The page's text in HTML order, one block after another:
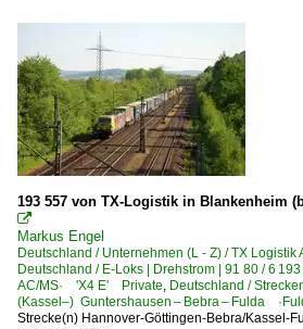
193 557 von TX-Logistik in Blankenheim

Markus Engel
Deutschland / Unternehmen (L - Z) / TX Logistik
Deutschland / E-Loks | Drehstrom | 91 80 / 6
AC/MS· 'X4 E' Private, Deutschland /
(Kassel–) Guntershausen – Bebra – Fulda
Strecke(n) Hannover-Göttingen-Bebra/Kassel-